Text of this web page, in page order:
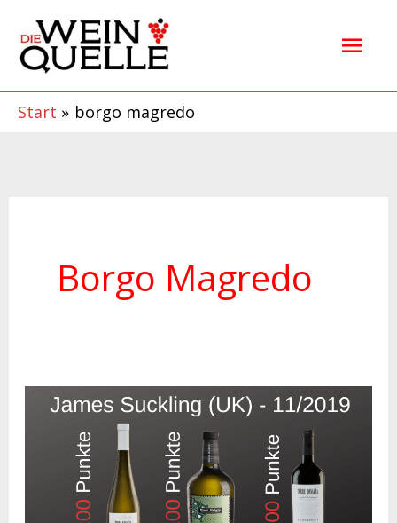
Inhalt
springen
Start borgo magredo
Borgo Magredo
James
Suckling
11/2019